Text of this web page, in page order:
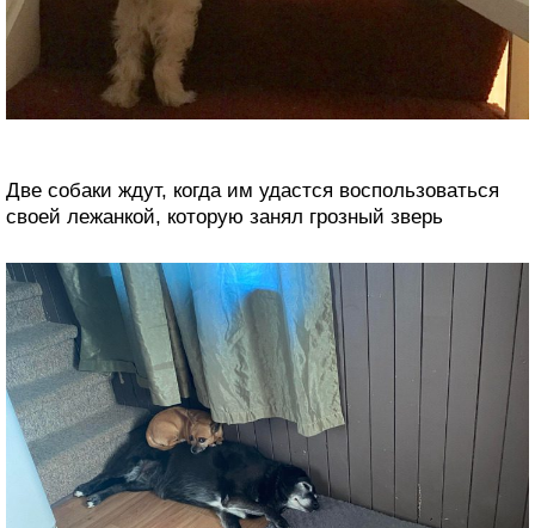
Две собаки ждут, когда им удастся воспользоваться
своей лежанкой, которую занял грозный зверь